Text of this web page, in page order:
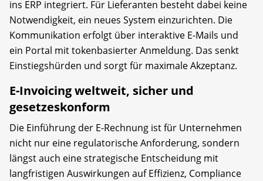
ins ERP integriert. Für Lieferanten besteht dabei keine
Notwendigkeit, ein neues System einzurichten. Die
Kommunikation erfolgt über interaktive E-Mails und
ein Portal mit tokenbasierter Anmeldung. Das senkt
Einstiegshürden und sorgt für maximale Akzeptanz.
E-Invoicing weltweit, sicher und
gesetzeskonform
Die Einführung der E-Rechnung ist für Unternehmen
nicht nur eine regulatorische Anforderung, sondern
längst auch eine strategische Entscheidung mit
langfristigen Auswirkungen auf Effizienz, Compliance